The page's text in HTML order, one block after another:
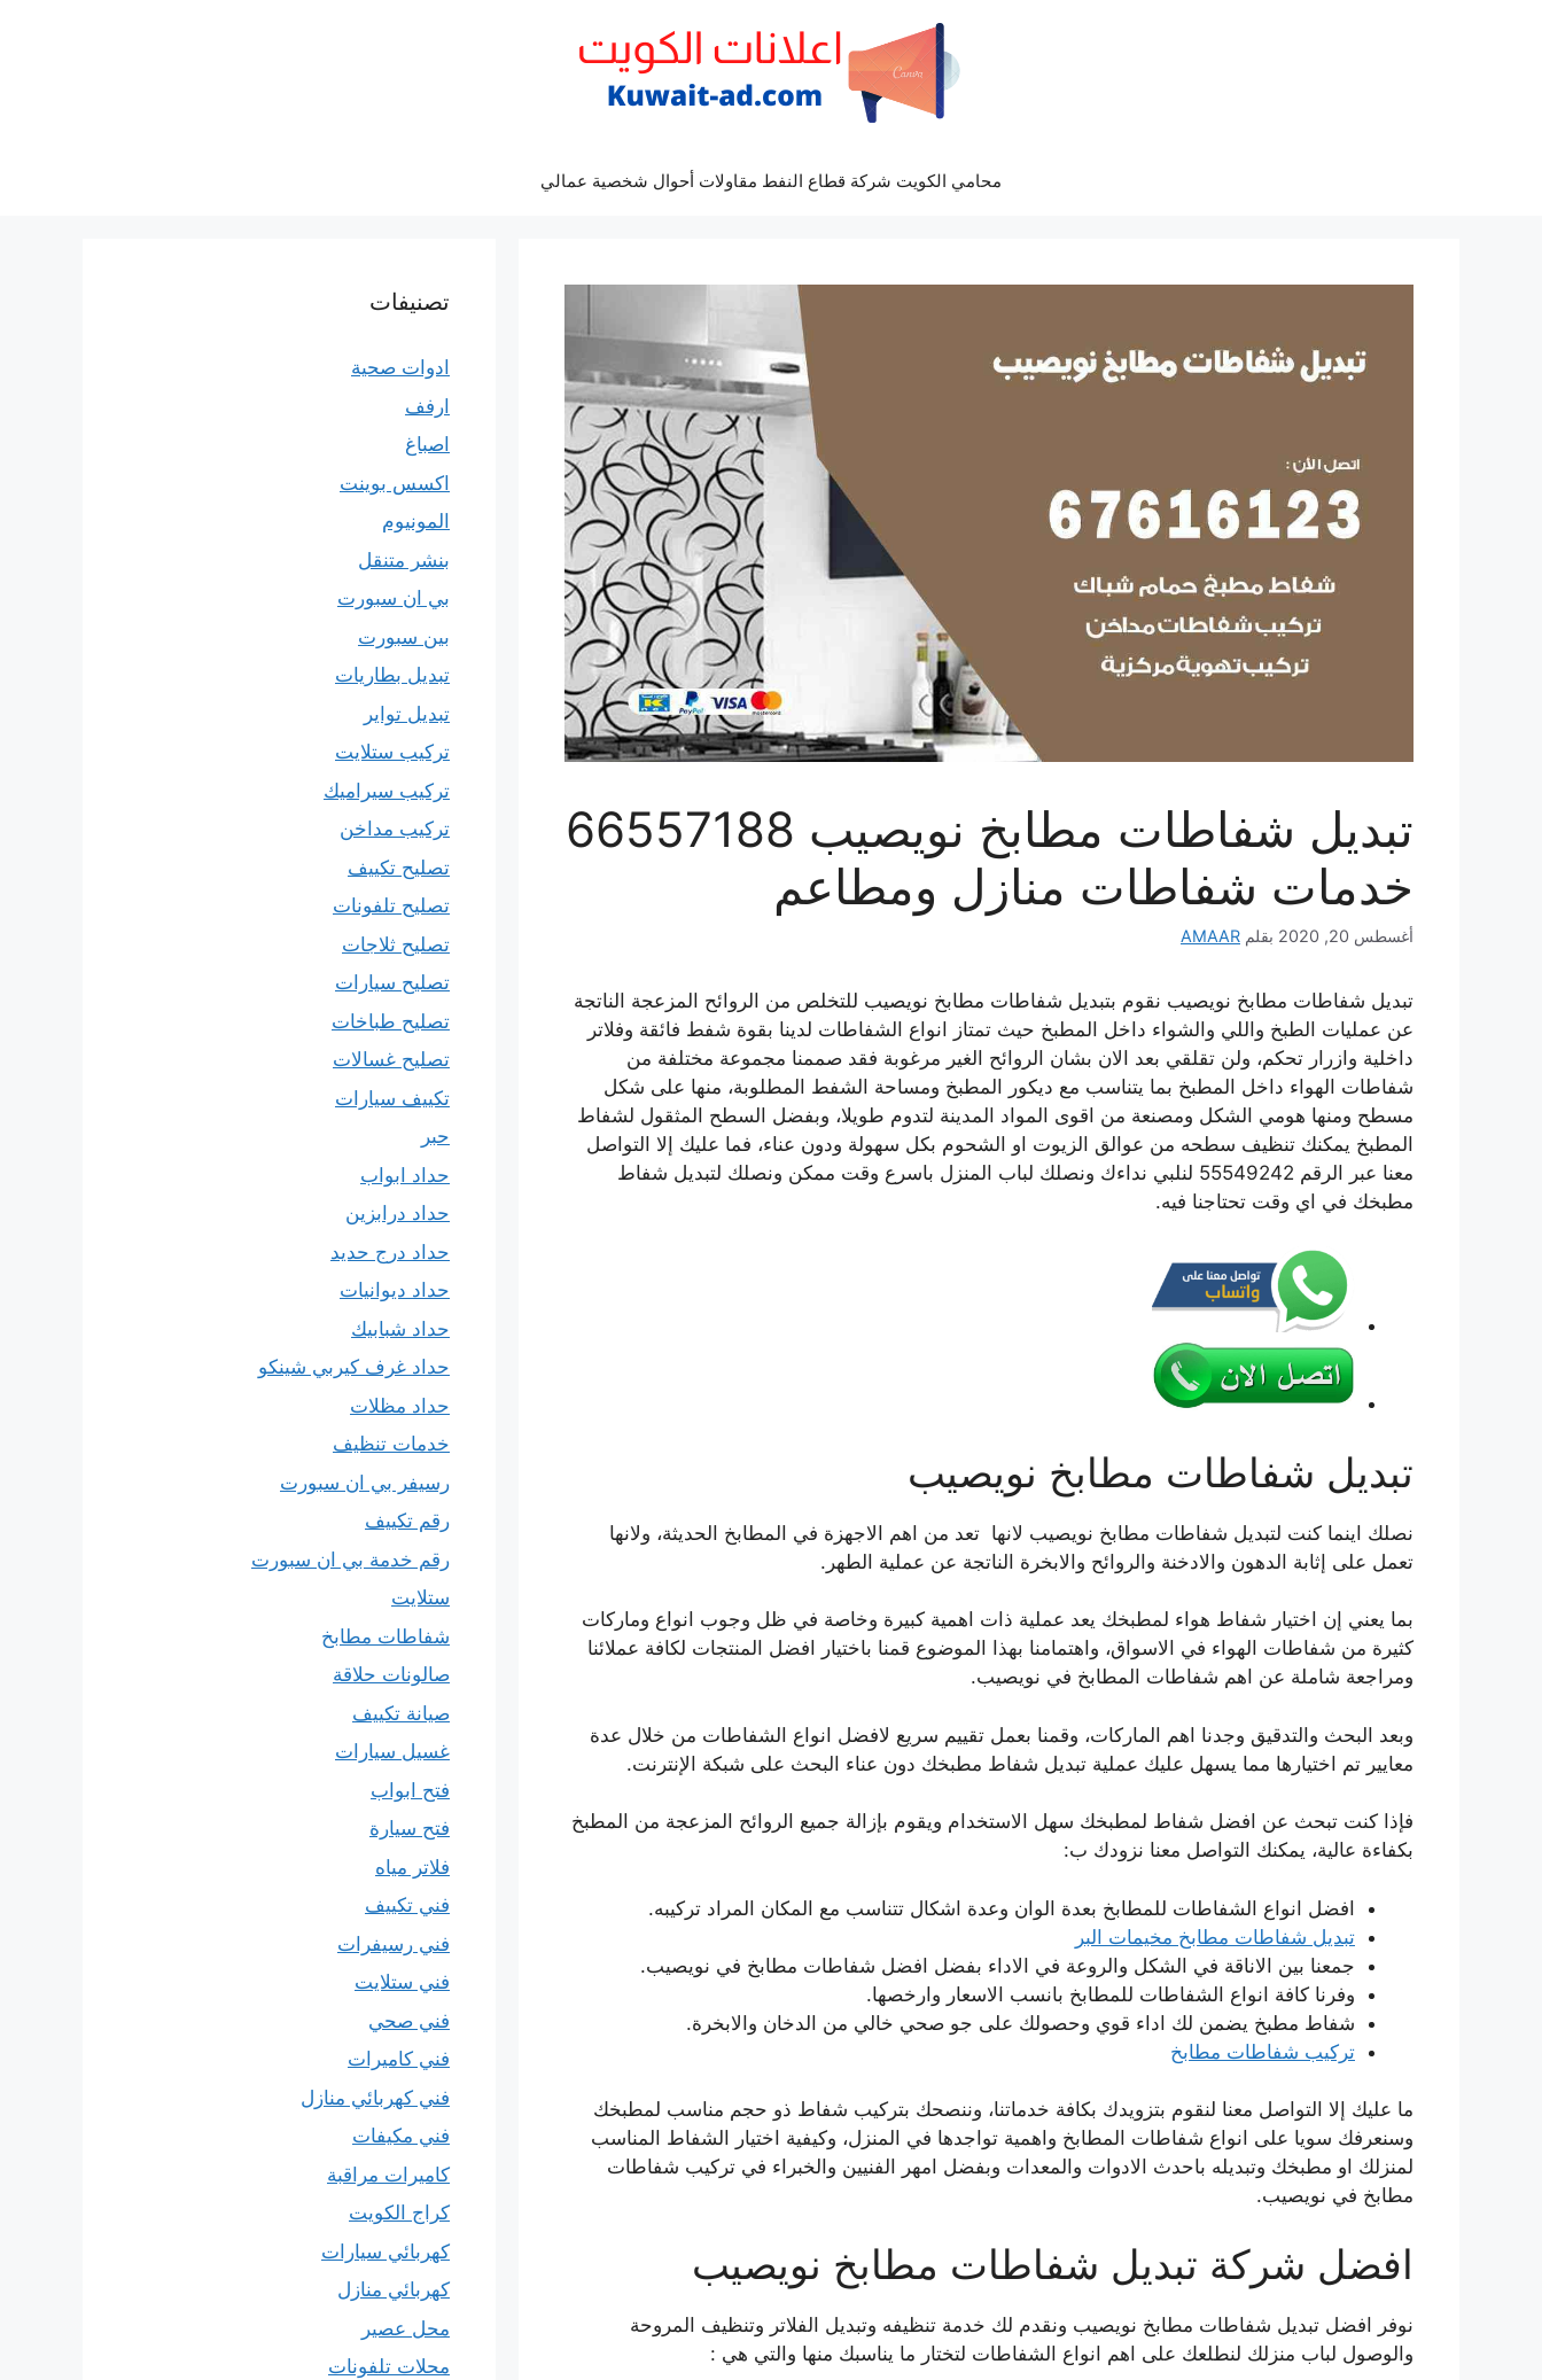
محامي الكويت شركة قطاع النفط مقاولات أحوال شخصية عمالي
تبديل شفاطات مطابخ نويصيب 66557188
خدمات شفاطات منازل ومطاعم
أغسطس 20, 2020 بقلم AMAAR
تبديل شفاطات مطابخ نويصيب نقوم بتبديل شفاطات مطابخ نويصيب للتخلص من الروائح المزعجة الناتجة
عن عمليات الطبخ واللي والشواء داخل المطبخ حيث تمتاز انواع الشفاطات لدينا بقوة شفط فائقة وفلاتر
داخلية وازرار تحكم، ولن تقلقي بعد الان بشان الروائح الغير مرغوبة فقد صممنا مجموعة مختلفة من
شفاطات الهواء داخل المطبخ بما يتناسب مع ديكور المطبخ ومساحة الشفط المطلوبة، منها على شكل
مسطح ومنها هومي الشكل ومصنعة من اقوى المواد المدينة لتدوم طويلا، وبفضل السطح المثقول لشفاط
المطبخ يمكنك تنظيف سطحه من عوالق الزيوت او الشحوم بكل سهولة ودون عناء، فما عليك إلا التواصل
معنا عبر الرقم 55549242 لنلبي نداءك ونصلك لباب المنزل باسرع وقت ممكن ونصلك لتبديل شفاط
مطبخك في اي وقت تحتاجنا فيه.
تبديل شفاطات مطابخ نويصيب
نصلك اينما كنت لتبديل شفاطات مطابخ نويصيب لانها تعد من اهم الاجهزة في المطابخ الحديثة، ولانها
تعمل على إثابة الدهون والادخنة والروائح والابخرة الناتجة عن عملية الطهر.
بما يعني إن اختيار شفاط هواء لمطبخك يعد عملية ذات اهمية كبيرة وخاصة في ظل وجوب انواع وماركات
كثيرة من شفاطات الهواء في الاسواق، واهتمامنا بهذا الموضوع قمنا باختيار افضل المنتجات لكافة عملائنا
ومراجعة شاملة عن اهم شفاطات المطابخ في نويصيب.
وبعد البحث والتدقيق وجدنا اهم الماركات، وقمنا بعمل تقييم سريع لافضل انواع الشفاطات من خلال عدة
معايير تم اختيارها مما يسهل عليك عملية تبديل شفاط مطبخك دون عناء البحث على شبكة الإنترنت.
فإذا كنت تبحث عن افضل شفاط لمطبخك سهل الاستخدام ويقوم بإزالة جميع الروائح المزعجة من المطبخ
بكفاءة عالية، يمكنك التواصل معنا نزودك ب:
افضل انواع الشفاطات للمطابخ بعدة الوان وعدة اشكال تتناسب مع المكان المراد تركيبه.
تبديل شفاطات مطابخ مخيمات البر
جمعنا بين الاناقة في الشكل والروعة في الاداء بفضل افضل شفاطات مطابخ في نويصيب.
وفرنا كافة انواع الشفاطات للمطابخ بانسب الاسعار وارخصها.
شفاط مطبخ يضمن لك اداء قوي وحصولك على جو صحي خالي من الدخان والابخرة.
تركيب شفاطات مطابخ
ما عليك إلا التواصل معنا لنقوم بتزويدك بكافة خدماتنا، وننصحك بتركيب شفاط ذو حجم مناسب لمطبخك
وسنعرفك سويا على انواع شفاطات المطابخ واهمية تواجدها في المنزل، وكيفية اختيار الشفاط المناسب
لمنزلك او مطبخك وتبديله باحدث الادوات والمعدات وبفضل امهر الفنيين والخبراء في تركيب شفاطات
مطابخ في نويصيب.
افضل شركة تبديل شفاطات مطابخ نويصيب
نوفر افضل تبديل شفاطات مطابخ نويصيب ونقدم لك خدمة تنظيفه وتبديل الفلاتر وتنظيف المروحة
والوصول لباب منزلك لنطلعك على اهم انواع الشفاطات لتختار ما يناسبك منها والتي هي :
تصنيفات
ادوات صحية
ارفف
اصباغ
اكسس بوينت
المونيوم
بنشر متنقل
بي ان سبورت
بين سبورت
تبديل بطاريات
تبديل تواير
تركيب ستلايت
تركيب سيراميك
تركيب مداخن
تصليح تكييف
تصليح تلفونات
تصليح ثلاجات
تصليح سيارات
تصليح طباخات
تصليح غسالات
تكييف سيارات
حبر
حداد ابواب
حداد درابزين
حداد درج حديد
حداد ديوانيات
حداد شبابيك
حداد غرف كيربي شينكو
حداد مظلات
خدمات تنظيف
رسيفر بي ان سبورت
رقم تكييف
رقم خدمة بي ان سبورت
ستلايت
شفاطات مطابخ
صالونات حلاقة
صيانة تكييف
غسيل سيارات
فتح ابواب
فتح سيارة
فلاتر مياه
فني تكييف
فني رسيفرات
فني ستلايت
فني صحي
فني كاميرات
فني كهربائي منازل
فني مكيفات
كاميرات مراقبة
كراج الكويت
كهربائي سيارات
كهربائي منازل
محل عصير
محلات تلفونات